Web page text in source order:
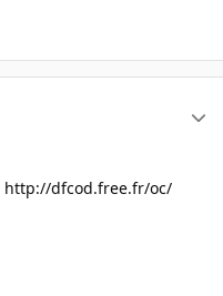
http://dfcod.free.fr/oc/